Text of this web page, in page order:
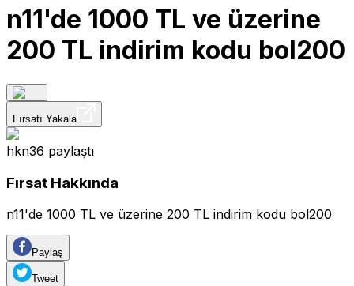
n11'de 1000 TL ve üzerine
200 TL indirim kodu bol200
Fırsatı Yakala
hkn36 paylaştı
Fırsat Hakkında
n11'de 1000 TL ve üzerine 200 TL indirim kodu bol200
Paylaş
Tweet